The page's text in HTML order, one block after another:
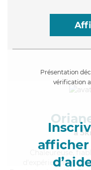
Présentation
vérification
à
,
d'expérience et